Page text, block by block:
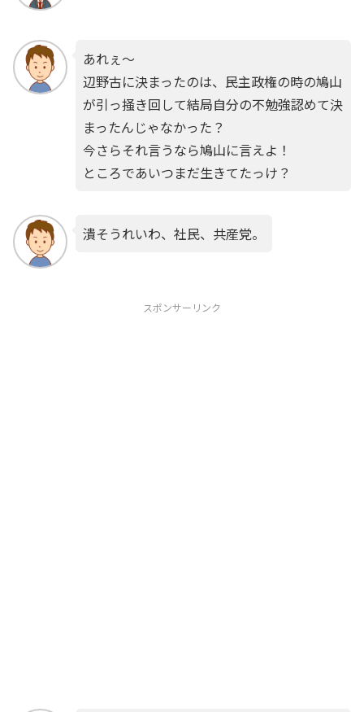
あれぇ～
辺野古に決まったのは、民主政権の時の鳩山
が引っ掻き回して結局自分の不勉強認めて決
まったんじゃなかった？
今さらそれ言うなら鳩山に言えよ！
ところであいつまだ生きてたっけ？
潰そうれいわ、社民、共産党。
スポンサーリンク